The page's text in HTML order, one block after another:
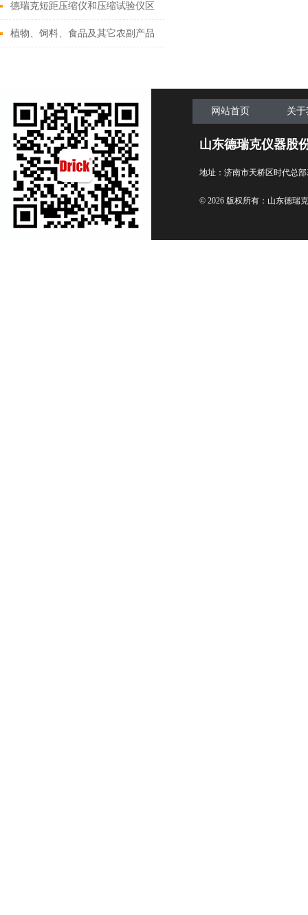
德瑞克短距压缩仪和压缩试验仪区
别
植物、饲料、食品及其它农副产品
网站首页 关
山东德瑞克仪器股
地址：济南市天桥区时代总
© 2026 版权所有：山东德瑞